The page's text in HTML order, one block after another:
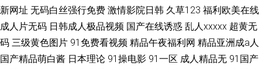
新网址 无码白丝强行免费 激情影院日韩 久草123 福利欧美在线
成人片无码 日韩成人极品视频 国产在线诱惑 乱人xxxxx 超黄无
码 三级黄色图片 91免费看视频 精品午夜福利网 精品亚洲成a人
国产精品萌白酱 日本理论 91操电影 91一区 成人精品无 91国产